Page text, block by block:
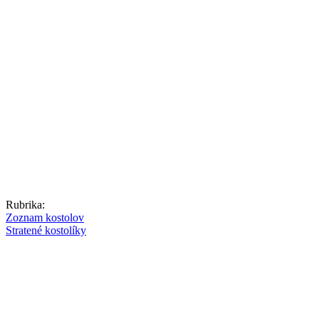
Rubrika:
Zoznam kostolov
Stratené kostolíky